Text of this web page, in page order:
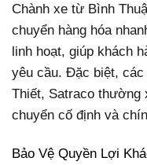
Chành xe từ Bình
chuyển hàng hóa
linh hoạt, giúp khách
yêu cầu. Đặc biệt,
Thiết, Satraco thường
chuyển cố định và
Bảo Vệ Quyền Lợi